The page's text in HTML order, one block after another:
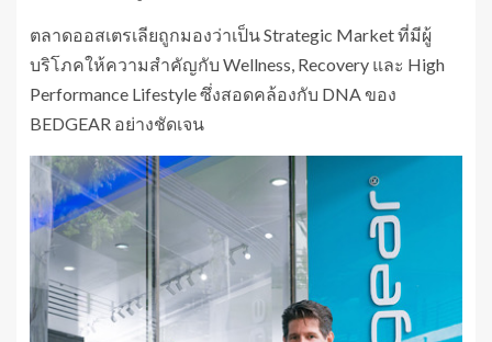
ตลาดออสเตรเลียถูกมองว่าเป็น Strategic Market ที่มีผู้
บริโภคให้ความสำคัญกับ Wellness, Recovery และ High
Performance Lifestyle ซึ่งสอดคล้องกับ DNA ของ
BEDGEAR อย่างชัดเจน